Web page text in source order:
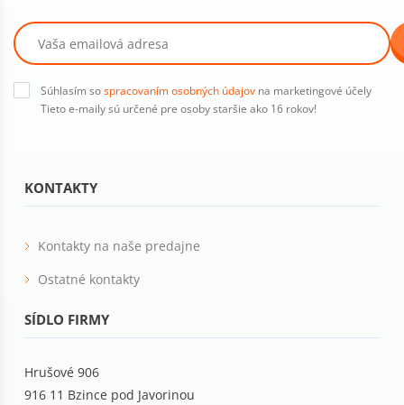
KONTAKTY
Kontakty na naše predajne
Ostatné kontakty
SÍDLO FIRMY
Hrušové 906
916 11 Bzince pod Javorinou
Súhlasím sospracovaním osobných údajov na marketingové účely
Tieto e-maily sú určené pre osoby staršie ako 16 rokov!